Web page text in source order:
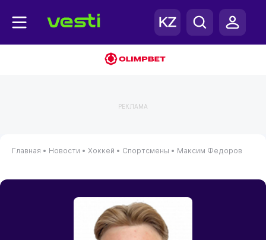
РЕКЛАМА
Главная • Новости • Хоккей • Спортсмены • Максим Федоров